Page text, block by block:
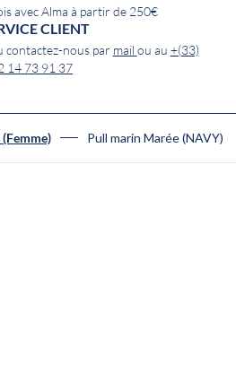
avec Alma à partir de 250€
CLIENT
contactez-nous par mail ou au +(33)
14 73 91 37
Pull marin Marée (NAVY)